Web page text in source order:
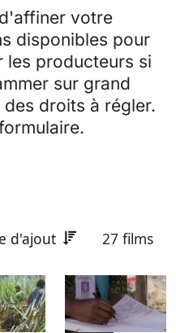
votre
disponibles pour
les producteurs si
sur grand
droits à régler.
d'ajout 27 films